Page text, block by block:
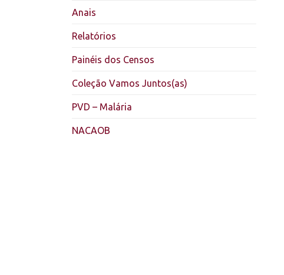
Anais
Relatórios
Painéis dos Censos
Coleção Vamos Juntos(as)
PVD – Malária
NACAOB